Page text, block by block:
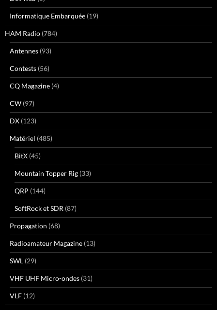
Informatique Embarquée (19)
HAM Radio (784)
Antennes (93)
Contests (56)
CQ Magazine (4)
CW (97)
DX (123)
Matériel (485)
BitX (45)
Mountain Topper Rig (33)
QRP (144)
SoftRock et SDR (87)
Propagation (68)
Radioamateur Magazine (13)
SWL (29)
VHF UHF Micro-ondes (31)
VLF (12)